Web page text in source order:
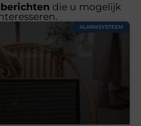
die u mogelijk
ALARMSYSTEEM